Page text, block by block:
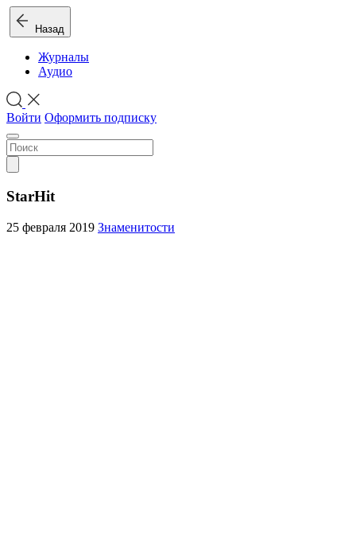
Назад
Журналы
Аудио
Войти Оформить подписку
StarHit
25 февраля 2019 Знаменитости